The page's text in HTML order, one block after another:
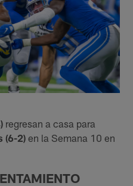
regresan a casa para
(6-2) en la Semana 10 en